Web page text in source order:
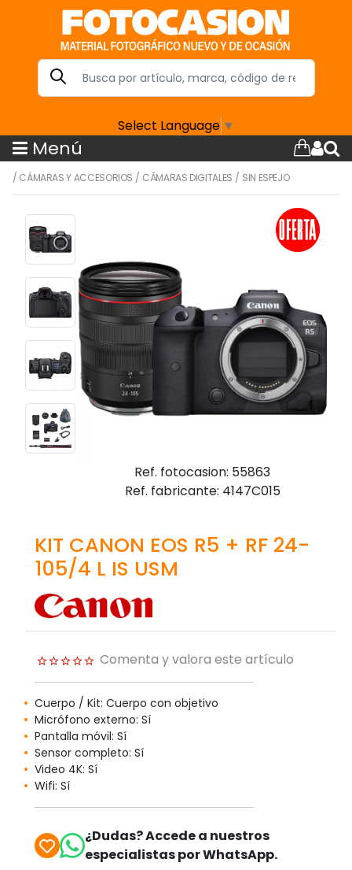
Select Language ▼
Menú
/ CÁMARAS Y ACCESORIOS / CÁMARAS DIGITALES / SIN ESPEJO
Ref. fotocasion: 55863
Ref. fabricante: 4147C015
KIT CANON EOS R5 + RF 24-
105/4 L IS USM
Comenta y valora este artículo
Cuerpo / Kit: Cuerpo con objetivo
Micrófono externo: Sí
Pantalla móvil: Sí
Sensor completo: Sí
Video 4K: Sí
Wifi: Sí
¿Dudas? Accede a nuestros
especialistas por WhatsApp.